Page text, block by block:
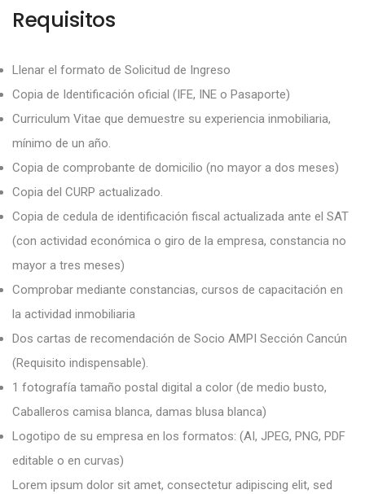
Requisitos
Llenar el formato de Solicitud de Ingreso
Copia de Identificación oficial (IFE, INE o Pasaporte)
Curriculum Vitae que demuestre su experiencia inmobiliaria,
mínimo de un año.
Copia de comprobante de domicilio (no mayor a dos meses)
Copia del CURP actualizado.
Copia de cedula de identificación fiscal actualizada ante el SAT
(con actividad económica o giro de la empresa, constancia no
mayor a tres meses)
Comprobar mediante constancias, cursos de capacitación en
la actividad inmobiliaria
Dos cartas de recomendación de Socio AMPI Sección Cancún
(Requisito indispensable).
1 fotografía tamaño postal digital a color (de medio busto,
Caballeros camisa blanca, damas blusa blanca)
Logotipo de su empresa en los formatos: (AI, JPEG, PNG, PDF
editable o en curvas)
Lorem ipsum dolor sit amet, consectetur adipiscing elit, sed